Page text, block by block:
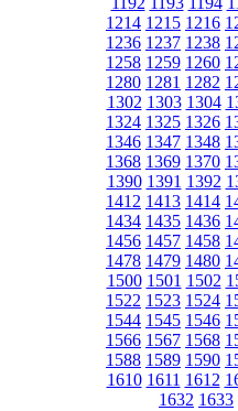
1214 1215 1216
1236 1237 1238
1258 1259 1260
1280 1281 1282
1302 1303 1304
1324 1325 1326
1346 1347 1348
1368 1369 1370
1390 1391 1392
1412 1413 1414
1434 1435 1436
1456 1457 1458
1478 1479 1480
1500 1501 1502
1522 1523 1524
1544 1545 1546
1566 1567 1568
1588 1589 1590
1610 1611 1612
1632 1633